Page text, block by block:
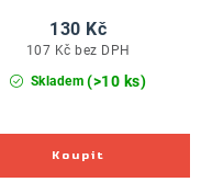
Skladem (>10 ks)
107 Kč bez DPH
130 Kč